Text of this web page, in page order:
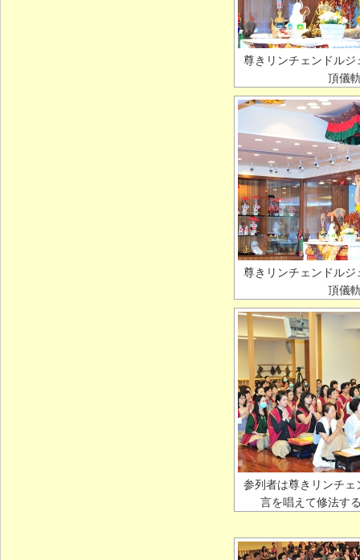
尊きリンチェンドル
頂儀
尊きリンチェンドル
頂儀
参列者は尊きリンチ
言を唱えて修法す